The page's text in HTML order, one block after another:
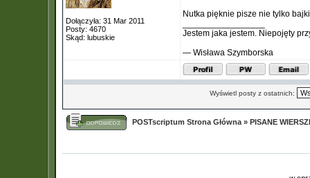
Dołączyła: 31 Mar 2011
Posty: 4670
Skąd: lubuskie
Nutka pięknie pisze nie tylko
Jestem jaka jestem. Niepojęty
— Wisława Szymborska
Wyświetl posty z ostatnich:
POSTscriptum Strona Główna » PISANE